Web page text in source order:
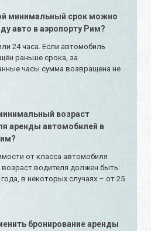
минимальный срок можно
авто в аэропорту Рим?
24 часа. Если автомобиль
раньше срока, за
часы сумма возвращена не
возраст
аренды автомобилей в
от класса автомобиля
водителя должен быть:
в некоторых случаях – от 25
бронирование аренды